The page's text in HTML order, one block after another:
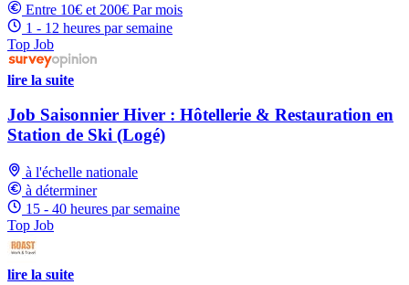
Entre 10€ et 200€ Par mois
1 - 12 heures par semaine
Top Job
lire la suite
Job Saisonnier Hiver : Hôtellerie & Restauration en
Station de Ski (Logé)
à l'échelle nationale
à déterminer
15 - 40 heures par semaine
Top Job
lire la suite